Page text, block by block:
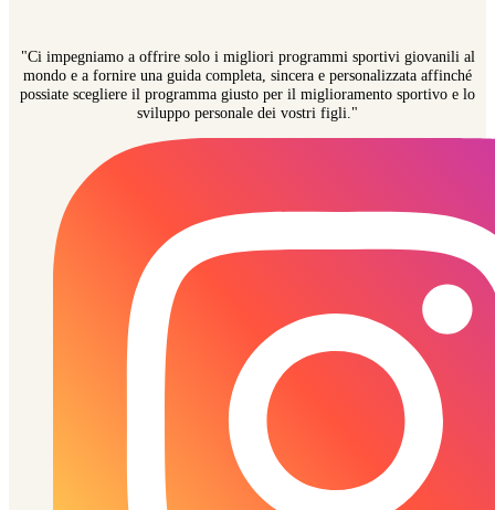
"Ci impegniamo a offrire solo i migliori programmi sportivi giovanili al
mondo e a fornire una guida completa, sincera e personalizzata affinché
possiate scegliere il programma giusto per il miglioramento sportivo e lo
sviluppo personale dei vostri figli."